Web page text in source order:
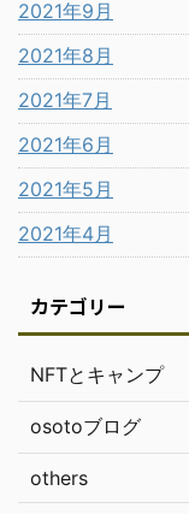
2021年9月
2021年8月
2021年7月
2021年6月
2021年5月
2021年4月
カテゴリー
NFTとキャンプ
osotoブログ
others